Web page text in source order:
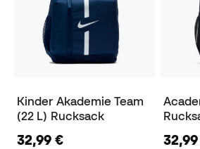
Kinder Akademie Team
(22 L) Rucksack
32,99 €